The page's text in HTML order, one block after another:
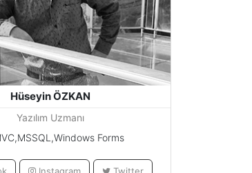
Hüseyin ÖZKAN
Yazılım Uzmanı
Forms